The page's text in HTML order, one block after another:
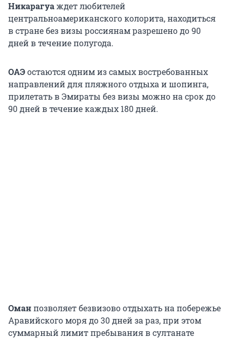
Никарагуаждет любителей
центральноамериканского колорита, находиться
в стране без визы россиянам разрешено до 90
дней в течение полугода.
ОАЭостаются одним из самых востребованных
направлений для пляжного отдыха и шопинга,
прилетать в Эмираты без визы можно на срок до
90 дней в течение каждых 180 дней.
Оманпозволяет безвизово отдыхать на побережье
Аравийского моря до 30 дней за раз, при этом
суммарный лимит пребывания в султанате